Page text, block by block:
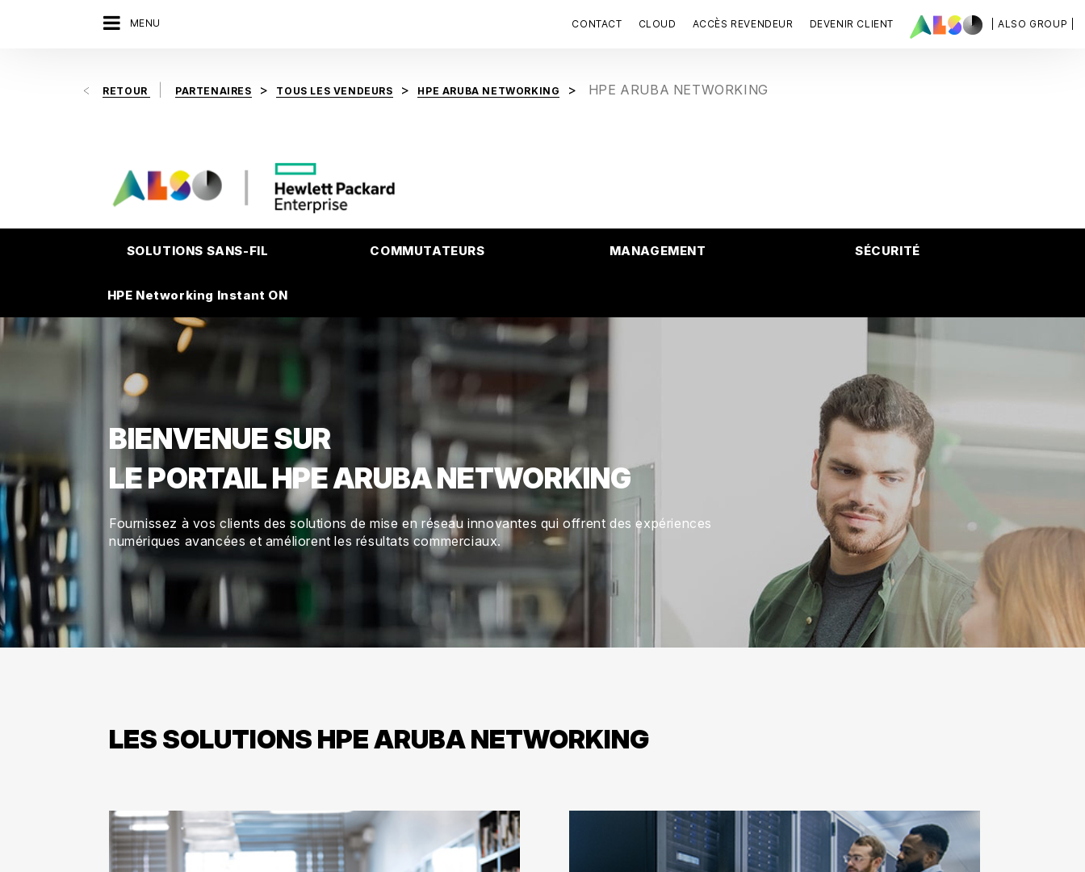
MENU | ALSO GROUP |
CONTACT CLOUD ACCÈS REVENDEUR DEVENIR CLIENT
RETOUR PARTENAIRES TOUS LES VENDEURS HPE ARUBA NETWORKING HPE ARUBA NETWORKING
SOLUTIONS SANS-FIL COMMUTATEURS MANAGEMENT SÉCURITÉ
HPE Networking Instant ON
BIENVENUE SUR
LE PORTAIL HPE ARUBA NETWORKING
Fournissez à vos clients des solutions de mise en réseau innovantes qui offrent des expériences
numériques avancées et améliorent les résultats commerciaux.
LES SOLUTIONS HPE ARUBA NETWORKING